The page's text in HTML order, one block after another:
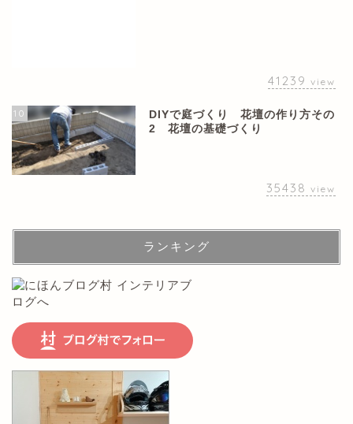
41239 view
10
DIYで庭づくり 花壇の作り方その
2 花壇の基礎づくり
35438 view
ランキング